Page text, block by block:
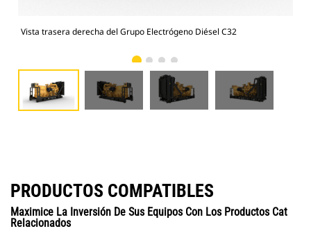
Vista trasera derecha del Grupo Electrógeno Diésel C32
PRODUCTOS COMPATIBLES
Maximice La Inversión De Sus Equipos Con Los Productos Cat
Relacionados